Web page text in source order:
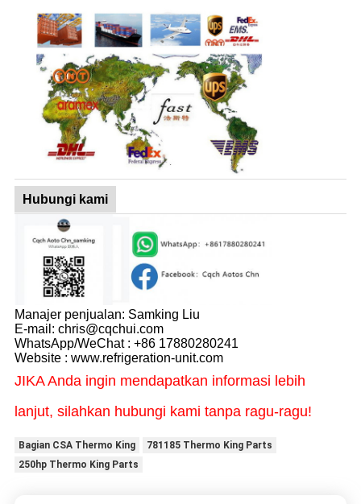
Hubungi kami
Manajer penjualan: Samking Liu
E-mail: chris@cqchui.com
WhatsApp/WeChat : +86 17880280241
Website : www.refrigeration-unit.com
JIKA Anda ingin mendapatkan informasi lebih
lanjut, silahkan hubungi kami tanpa ragu-ragu!
Bagian CSA Thermo King
781185 Thermo King Parts
250hp Thermo King Parts